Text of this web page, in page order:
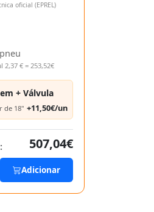
oficial (EPREL)
€ = 253,52€
+ Válvula
de 18" +11,50€/un
507,04€
Adicionar